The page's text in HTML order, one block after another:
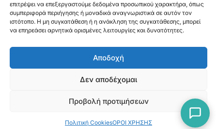
επιτρέψει να επεξεργαστούμε δεδομένα προσωπικού χαρακτήρα, όπως
συμπεριφορά περιήγησης ή μοναδικά αναγνωριστικά σε αυτόν τον
ιστότοπο. Η μη συγκατάθεση ή η ανάκληση της συγκατάθεσης, μπορεί
να επηρεάσει αρνητικά ορισμένες λειτουργίες και δυνατότητες.
Αποδοχή
Δεν αποδέχομαι
Προβολή προτιμήσεων
Πολιτική CookiesΟΡΟΙ ΧΡΗΣΗΣ
ABOUT
ΕΠΙΚΟΙΝΩΝΙΑ
Copyright © 2026 Mediaspot.gr Κατασκευή ιστοσελίδων